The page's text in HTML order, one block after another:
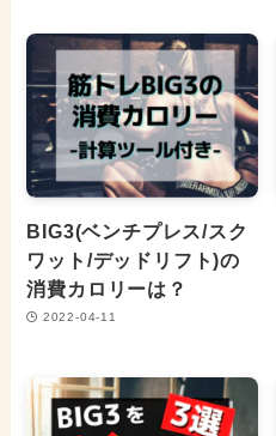
BIG3(ベンチプレス/スク
ワット/デッドリフト)の
消費カロリーは？
2022-04-11